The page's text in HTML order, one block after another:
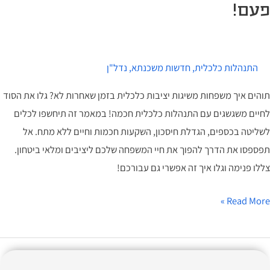
פעם!
התנהלות כלכלית,חדשות משכנתא, נדל"ן
תוהים איך משפחות משיגות יציבות כלכלית בזמן שאחרות לא? גלו את הסוד
לחיים משגשגים עם התנהלות כלכלית חכמה! במאמר זה תיחשפו לכלים
לשליטה בכספים, הגדלת חיסכון, השקעות חכמות וחיים ללא מתח. אל
תפספסו את הדרך להפוך את חיי המשפחה שלכם ליציבים ומלאי ביטחון.
צללו פנימה וגלו איך זה אפשרי גם עבורכם!
חכמה
המשפחה
שלך
לטובים
מאי
פעם!
Read More »